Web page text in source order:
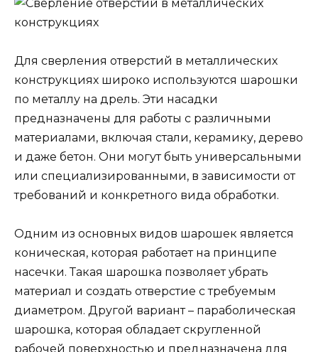
Для сверления отверстий в металлических
конструкциях широко используются шарошки
по металлу на дрель. Эти насадки
предназначены для работы с различными
материалами, включая стали, керамику, дерево
и даже бетон. Они могут быть универсальными
или специализированными, в зависимости от
требований и конкретного вида обработки.
Одним из основных видов шарошек является
коническая, которая работает на принципе
насечки. Такая шарошка позволяет убрать
материал и создать отверстие с требуемым
диаметром. Другой вариант – параболическая
шарошка, которая обладает скругленной
рабочей поверхностью и предназначена для